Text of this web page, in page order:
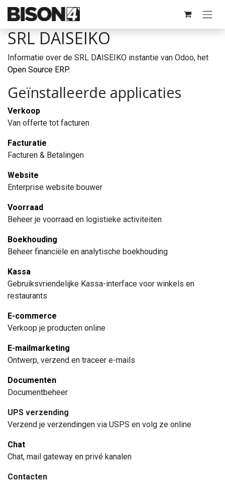
Overslaan naar inhoud
SRL DAISEIKO
Informatie over de SRL DAISEIKO instantie van Odoo, het
Open Source ERP.
Geïnstalleerde applicaties
Verkoop
Van offerte tot facturen
Facturatie
Facturen & Betalingen
Website
Enterprise website bouwer
Voorraad
Beheer je voorraad en logistieke activiteiten
Boekhouding
Beheer financiële en analytische boekhouding
Kassa
Gebruiksvriendelijke Kassa-interface voor winkels en
restaurants
E-commerce
Verkoop je producten online
E-mailmarketing
Ontwerp, verzend en traceer e-mails
Documenten
Documentbeheer
UPS verzending
Verzend je verzendingen via USPS en volg ze online
Chat
Chat, mail gateway en privé kanalen
Contacten